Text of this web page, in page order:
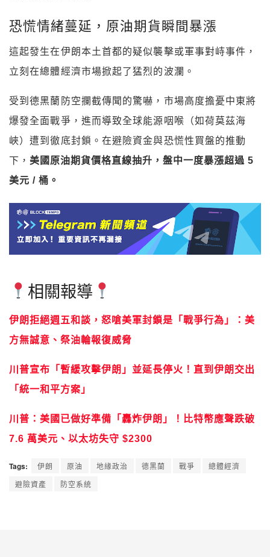
恐慌情緒蔓延，原油期貨瞬間暴漲
這起發生在伊朗本土首都的疑似襲擊或軍事對峙事件，
立刻在總體經濟市場掀起了猛烈的波瀾。
受到德黑蘭防空攔截傳聞的驚嚇，市場高度擔憂中東將
爆發全面戰爭，進而導致全球能源咽喉（如荷莫茲海
峽）遭到徹底封鎖。在避險資金與恐慌性買盤的推動
下， 美國原油期貨價格直線抽升，盤中一度暴漲超過 5
美元 / 桶。
相關報導
伊朗拒絕週五和談，怒嗆美軍封鎖是「戰爭行為」：美
方無誠意、祭油輪報復威脅
川普宣布「暫緩攻擊伊朗」並延長停火！直到伊朗交出
「統一和平方案」
川普：美國已做好準備「轟炸伊朗」！比特幣應聲跌破
7.6 萬美元、以太坊失守 $2300
Tags: 伊朗 原油 地緣政治 德黑蘭 戰爭
總體經濟
避險資產
防空系統